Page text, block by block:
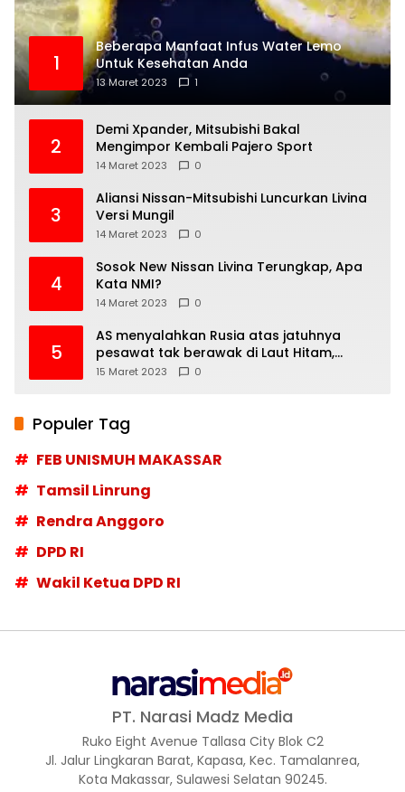
1
Beberapa Manfaat Infus Water Lemo
Untuk Kesehatan Anda
13 Maret 2023 1
2
Demi Xpander, Mitsubishi Bakal
Mengimpor Kembali Pajero Sport
14 Maret 2023 0
3
Aliansi Nissan-Mitsubishi Luncurkan Livina
Versi Mungil
14 Maret 2023 0
4
Sosok New Nissan Livina Terungkap, Apa
Kata NMI?
14 Maret 2023 0
5
AS menyalahkan Rusia atas jatuhnya
pesawat tak berawak di Laut Hitam,
Moskow menyangkal
15 Maret 2023 0
Populer Tag
FEB UNISMUH MAKASSAR
Tamsil Linrung
Rendra Anggoro
DPD RI
Wakil Ketua DPD RI
PT. Narasi Madz Media
Ruko Eight Avenue Tallasa City Blok C2
Jl. Jalur Lingkaran Barat, Kapasa, Kec. Tamalanrea,
Kota Makassar, Sulawesi Selatan 90245.